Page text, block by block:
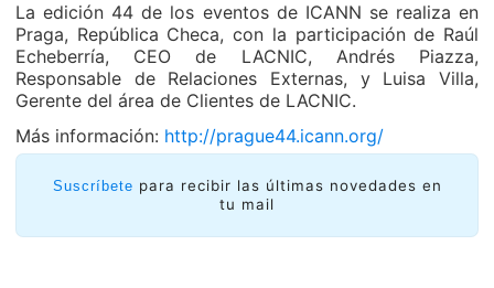
La edición 44 de los eventos de ICANN se realiza en
Praga, República Checa, con la participación de Raúl
Echeberría, CEO de LACNIC, Andrés Piazza,
Responsable de Relaciones Externas, y Luisa Villa,
Gerente del área de Clientes de LACNIC.
Más información: http://prague44.icann.org/
Suscríbete para recibir las últimas novedades en
tu mail